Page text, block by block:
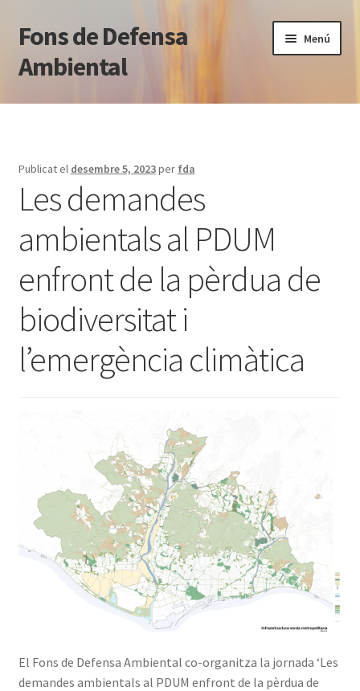
Salta
a
navegació
Vés
al
contingut
Fons de Defensa
Ambiental
Menú
Què fem
Notícies
Blog jurídic
Normativa
Transparència
Contacte
Publicat el desembre 5, 2023per fda
Les demandes
ambientals al PDUM
enfront de la pèrdua de
biodiversitat i
l’emergència climàtica
El Fons de Defensa Ambiental co-organitza la jornada ‘Les
demandes ambientals al PDUM enfront de la pèrdua de